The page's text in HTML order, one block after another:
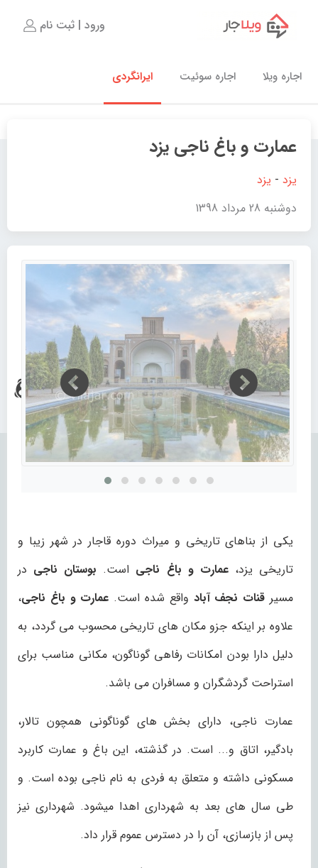
اجاره ویلا اجاره سوئیت ایرانگردی
ورود | ثبت نام
عمارت و باغ ناجی یزد
یزد - یزد
دوشنبه 28 مرداد 1398
یکی از بناهای تاریخی و میراث دوره قاجار در شهر زیبا و
تاریخی یزد،عمارت و باغ ناجی است. بوستان ناجی در
مسیر قنات نجف آباد واقع شده است. عمارت و باغ ناجی،
علاوه بر اینکه جزو مکان های تاریخی محسوب می گردد، به
دلیل دارا بودن امکانات رفاهی گوناگون، مکانی مناسب برای
استراحت گردشگران و مسافران می باشد.
عمارت ناجی، دارای بخش های گوناگونی همچون تالار،
بادگیر، اتاق و... است. در گذشته، این باغ و عمارت کاربرد
مسکونی داشته و متعلق به فردی به نام ناجی بوده است. و
طی سال های بعد به شهرداری اهدا میشود. شهرداری نیز
پس از بازسازی، آن را در دسترس عموم قرار داد.